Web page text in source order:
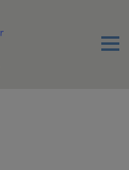
Menu